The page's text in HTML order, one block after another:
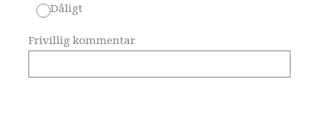
Dåligt
Frivillig kommentar